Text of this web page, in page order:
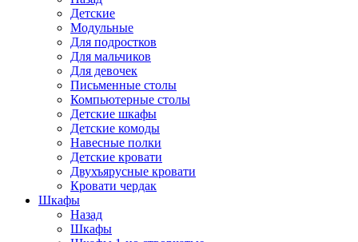
Детские
Модульные
Для подростков
Для мальчиков
Для девочек
Письменные столы
Компьютерные столы
Детские шкафы
Детские комоды
Навесные полки
Детские кровати
Двухъярусные кровати
Кровати чердак
Шкафы
Назад
Шкафы